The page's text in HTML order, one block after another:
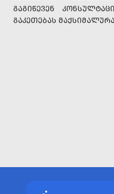
ᲒᲐᲒᲘᲬᲔᲕᲔᲜ
ᲒᲐᲙᲔᲗᲔᲑᲐᲡ